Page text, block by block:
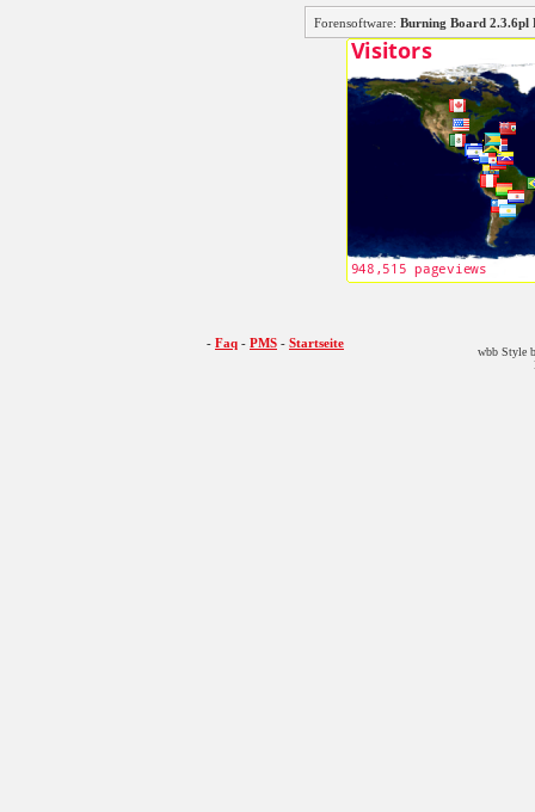
Forensoftware: Burning Board
- Faq - PMS - Startseite
wbb Style